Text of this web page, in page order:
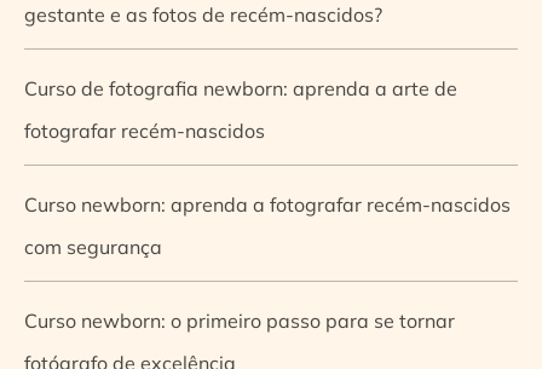
gestante e as fotos de recém-nascidos?
Curso de fotografia newborn: aprenda a arte de
fotografar recém-nascidos
Curso newborn: aprenda a fotografar recém-nascidos
com segurança
Curso newborn: o primeiro passo para se tornar
fotógrafo de excelência